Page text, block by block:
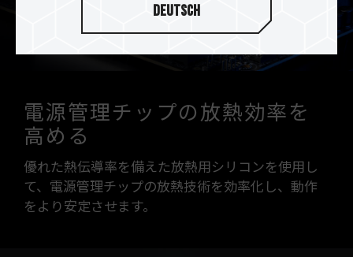
電源管理チップの放熱効率を
高める
優れた熱伝導率を備えた放熱用シリコンを使用し
て、電源管理チップの放熱技術を効率化し、動作
をより安定させます。
Deutsch